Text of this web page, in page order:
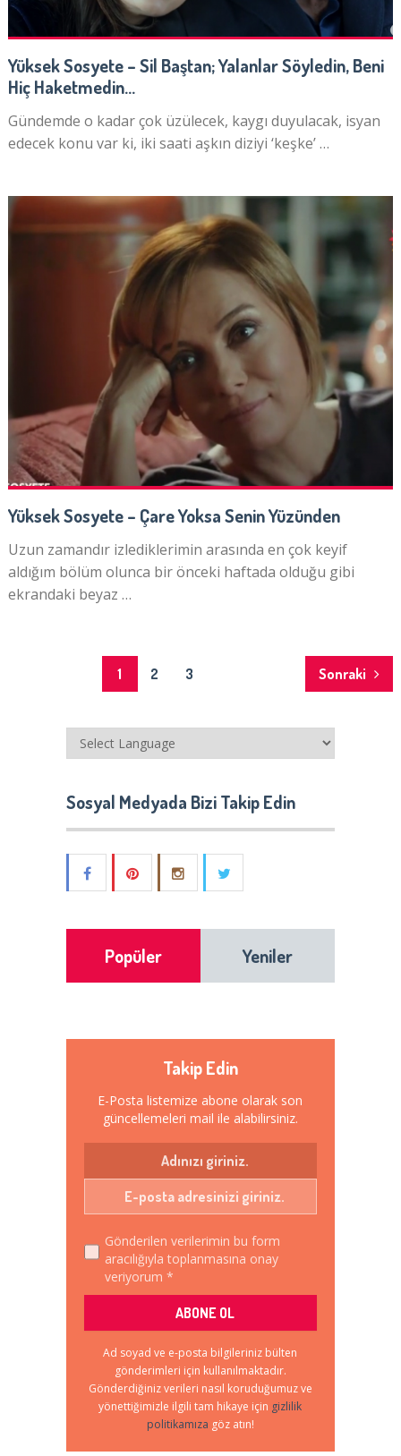
Yüksek Sosyete – Sil Baştan; Yalanlar Söyledin, Beni
Hiç Haketmedin…
Gündemde o kadar çok üzülecek, kaygı duyulacak, isyan
edecek konu var ki, iki saati aşkın diziyi ‘keşke’ …
Yüksek Sosyete – Çare Yoksa Senin Yüzünden
Uzun zamandır izlediklerimin arasında en çok keyif
aldığım bölüm olunca bir önceki haftada olduğu gibi
ekrandaki beyaz …
1 2 3 Sonraki
Sosyal Medyada Bizi Takip Edin
Popüler Yeniler
Takip Edin
E-Posta listemize abone olarak son
güncellemeleri mail ile alabilirsiniz.
Gönderilen verilerimin bu form
aracılığıyla toplanmasına onay
veriyorum *
Ad soyad ve e-posta bilgileriniz bülten
gönderimleri için kullanılmaktadır.
Gönderdiğiniz verileri nasıl koruduğumuz ve
yönettiğimizle ilgili tam hikaye için gizlilik
politikamıza göz atın!